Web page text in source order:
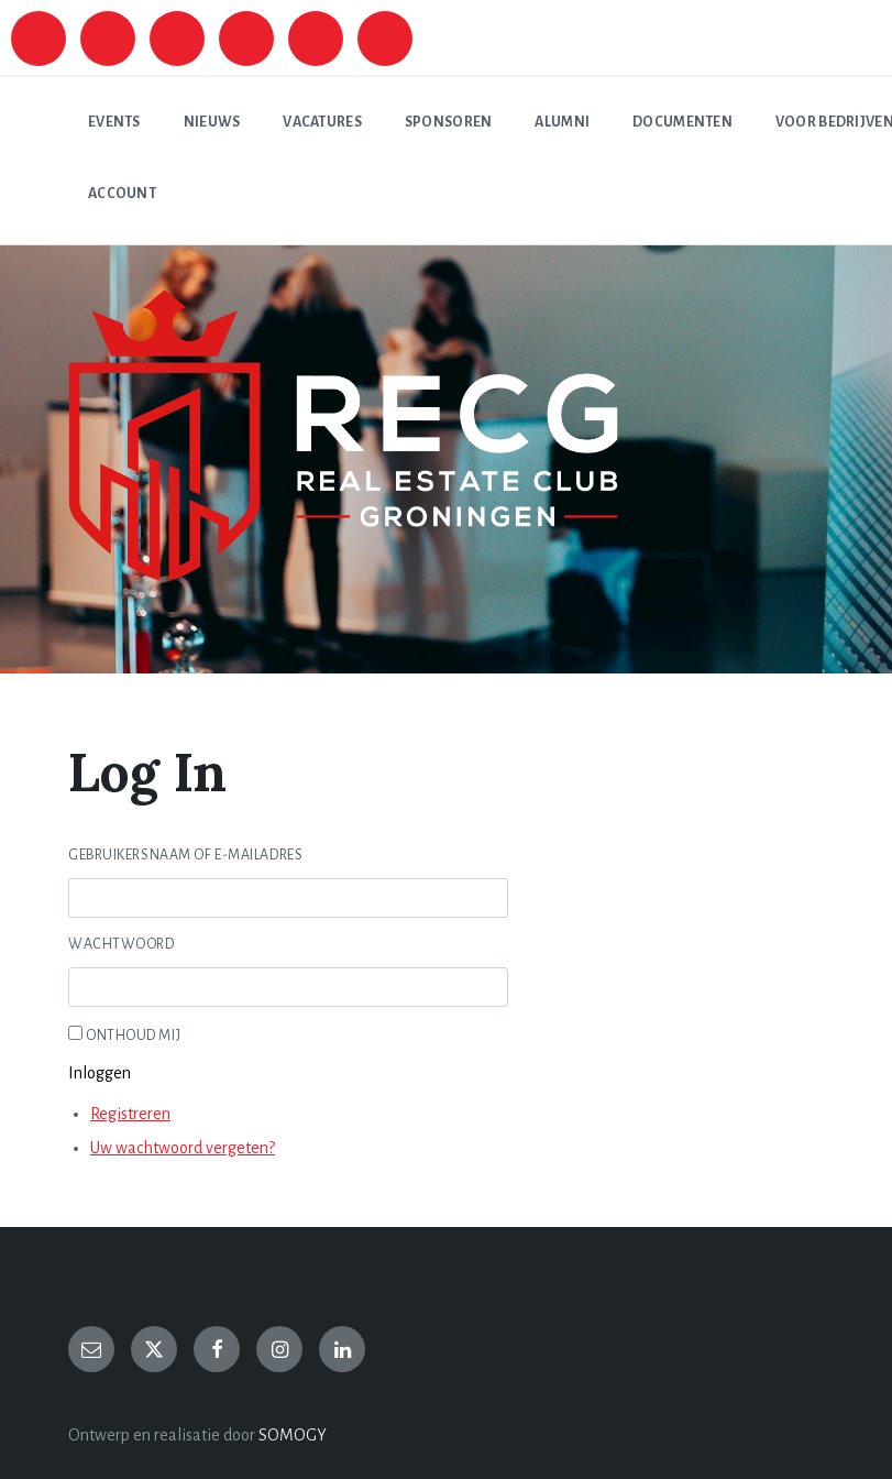
EVENTS NIEUWS VACATURES SPONSOREN ALUMNI DOCUMENTEN VOOR BEDRIJVEN
ACCOUNT
Log In
GEBRUIKERSNAAM OF E-MAILADRES
WACHTWOORD
ONTHOUD MIJ
Inloggen
Registreren
Uw wachtwoord vergeten?
Ontwerp en realisatie doorSOMOGY